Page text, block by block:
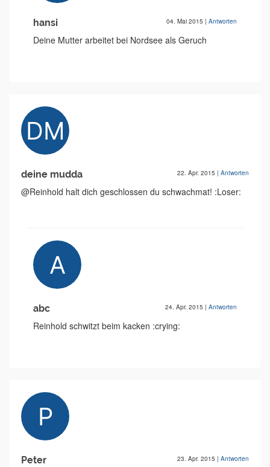
hansi 04. Mai 2015 | Antworten
Deine Mutter arbeitet bei Nordsee als Geruch
deine mudda 22. Apr. 2015 | Antworten
@Reinhold halt dich geschlossen du schwachmat! :Loser:
abc 24. Apr. 2015 | Antworten
Reinhold schwitzt beim kacken :crying:
Peter 23. Apr. 2015 | Antworten